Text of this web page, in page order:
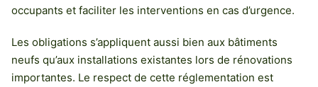
occupants et faciliter les interventions en cas d’urgence.
Les obligations s’appliquent aussi bien aux bâtiments
neufs qu’aux installations existantes lors de rénovations
importantes. Le respect de cette réglementation est